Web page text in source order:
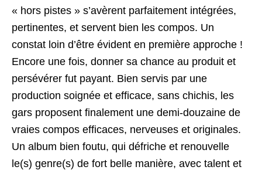
« hors pistes » s’avèrent parfaitement intégrées,
pertinentes, et servent bien les compos. Un
constat loin d’être évident en première approche !
Encore une fois, donner sa chance au produit et
persévérer fut payant. Bien servis par une
production soignée et efficace, sans chichis, les
gars proposent finalement une demi-douzaine de
vraies compos efficaces, nerveuses et originales.
Un album bien foutu, qui défriche et renouvelle
le(s) genre(s) de fort belle manière, avec talent et